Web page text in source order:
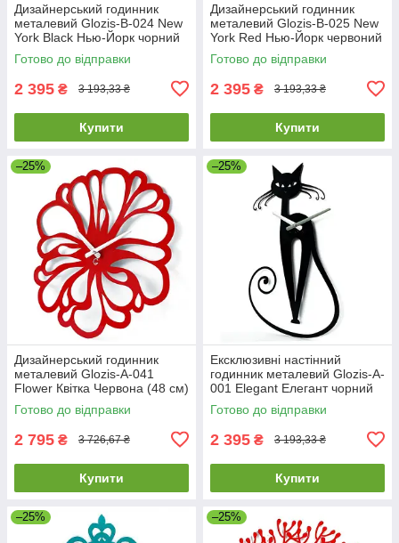
Дизайнерський годинник
металевий Glozis-B-024 New
York Black Нью-Йорк чорний
(35 см) [Метал, Відкритий,
Готово до відправки
2 395 ₴ 3 193,33 ₴
Купити
Дизайнерський годинник
металевий Glozis-B-025 New
York Red Нью-Йорк червоний
(35 см) [Метал, Відкритий,
Кольори]
Готово до відправки
2 395 ₴ 3 193,33 ₴
Купити
–25%
Дизайнерський годинник
металевий Glozis-A-041
Flower Квітка Червона (48 см)
[Метал, Відкритий, Кольори]
Готово до відправки
2 795 ₴ 3 726,67 ₴
Купити
–25%
Ексклюзивні настінний
годинник металевий Glozis-A-
001 Elegant Елегант чорний
(56х33см) [Метал, Відкритий,
Готово до відправки
2 395 ₴ 3 193,33 ₴
Купити
–25% –25%